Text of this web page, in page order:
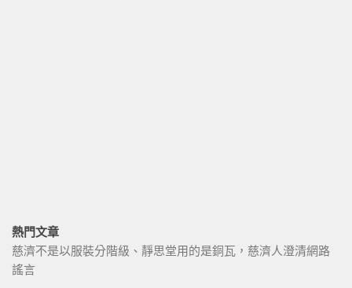
熱門文章
慈濟不是以服裝分階級、靜思堂用的是銅瓦，慈濟人澄清網路
謠言